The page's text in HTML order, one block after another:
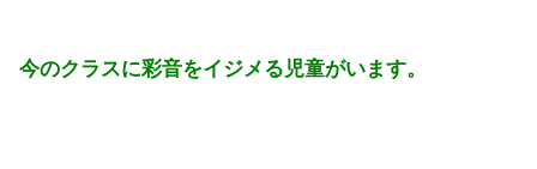
今のクラスに彩音をイジメる児童がいます。